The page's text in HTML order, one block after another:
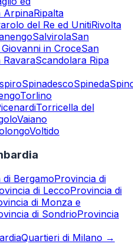
ArpinaRipalta
del Re ed UnitiRivolta
SalvirolaSan
in CroceSan
RavaraScandolara Ripa
SpinadescoSpineda
Torlino
Torricella del
Vaiano
Voltido
di BergamoProvincia di
di LeccoProvincia di
di Monza e
di SondrioProvincia
Quartieri di Milano →